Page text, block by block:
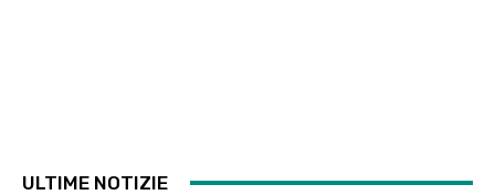
ULTIME NOTIZIE